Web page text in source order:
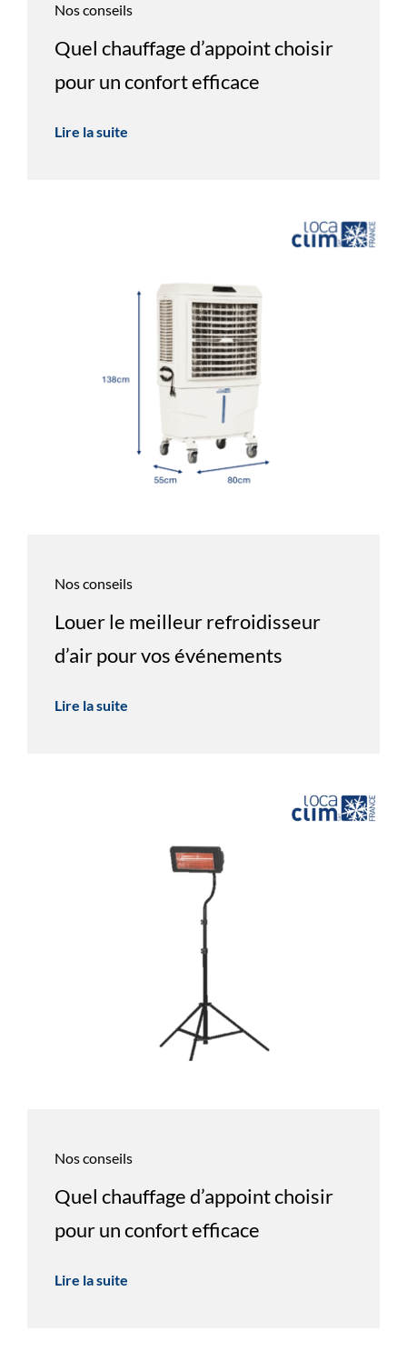
Nos conseils
Quel chauffage d’appoint choisir
pour un confort efficace
Lire la suite
Nos conseils
Louer le meilleur refroidisseur
d’air pour vos événements
Lire la suite
Nos conseils
Quel chauffage d’appoint choisir
pour un confort efficace
Lire la suite